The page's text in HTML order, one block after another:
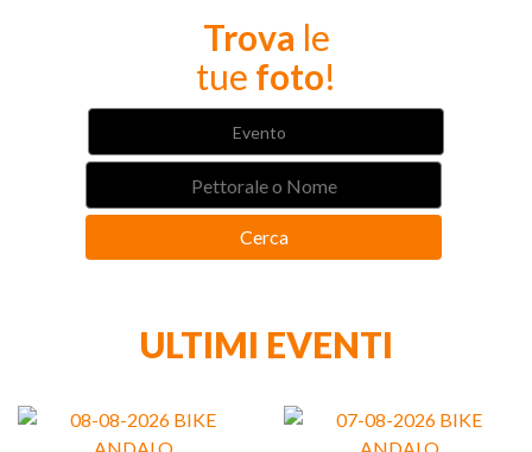
Trova le
tue foto!
Evento
Cerca
ULTIMI EVENTI